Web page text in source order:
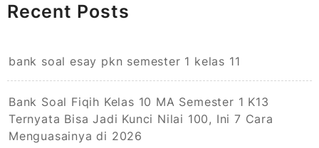
Recent Posts
bank soal esay pkn semester 1 kelas 11
Bank Soal Fiqih Kelas 10 MA Semester 1 K13
Ternyata Bisa Jadi Kunci Nilai 100, Ini 7 Cara
Menguasainya di 2026